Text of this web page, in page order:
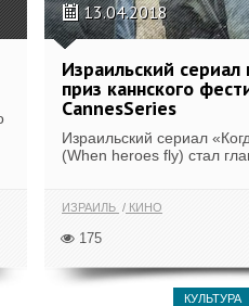
13.04.2018
Израильский сериал
приз каннского
CannesSeries
Израильский сериал
(When heroes fly) стал
ИЗРАИЛЬ КИНО
175
КУЛЬТУРА